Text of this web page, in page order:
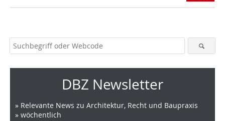
DBZ Newsletter
» Relevante News zu Architektur, Recht und Baupraxis
» wöchentlich